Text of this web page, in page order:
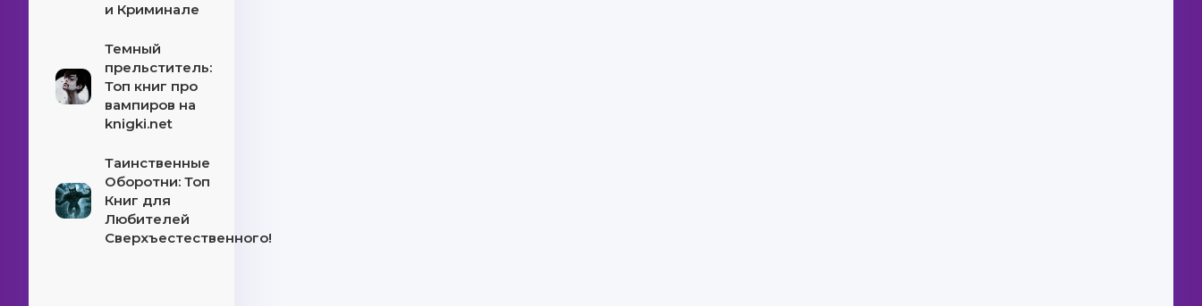
и Криминале
Темный
прельститель:
Топ книг про
вампиров на
knigki.net
Таинственные
Оборотни: Топ
Книг для
Любителей
Сверхъестественного!